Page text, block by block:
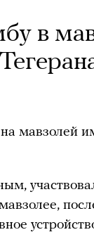
в
мавзолей